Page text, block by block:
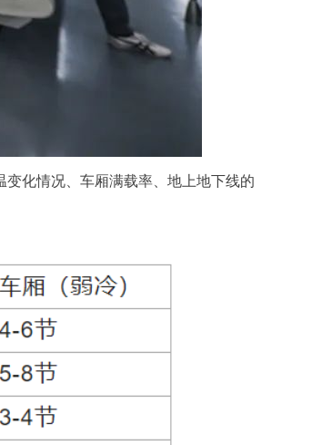
化情况、车厢满载率、地上地下线的